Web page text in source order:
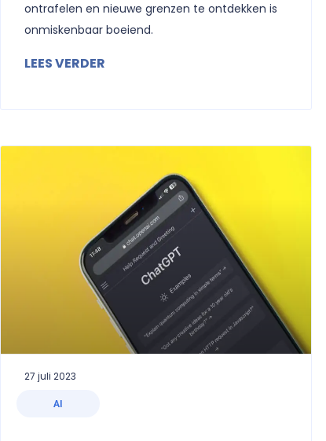
ontrafelen en nieuwe grenzen te ontdekken is
onmiskenbaar boeiend.
LEES VERDER
AI
27 juli 2023